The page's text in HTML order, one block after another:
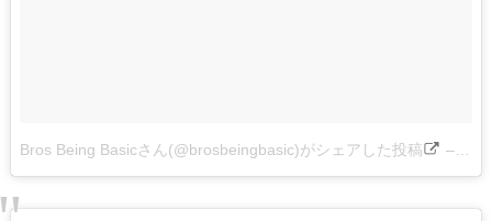
Bros Being Basicさん(@brosbeingbasic)がシェアした投稿 –